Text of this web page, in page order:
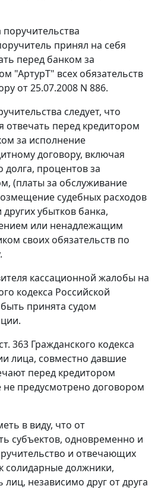
принял на себя
перед банком за
"АртурТ" всех обязательств
от 25.07.2008 N 886.
следует, что
отвечать перед кредитором
за исполнение
договору, включая
процентов за
(платы за обслуживание
судебных расходов
убытков банка,
или ненадлежащим
своих обязательств по
кассационной жалобы на
кодекса Российской
принята судом
363 Гражданского кодекса
лица, совместно давшие
перед кредитором
не предусмотрено договором
в виду, что от
субъектов, одновременно и
и отвечающих
солидарные должники,
независимо друг от друга